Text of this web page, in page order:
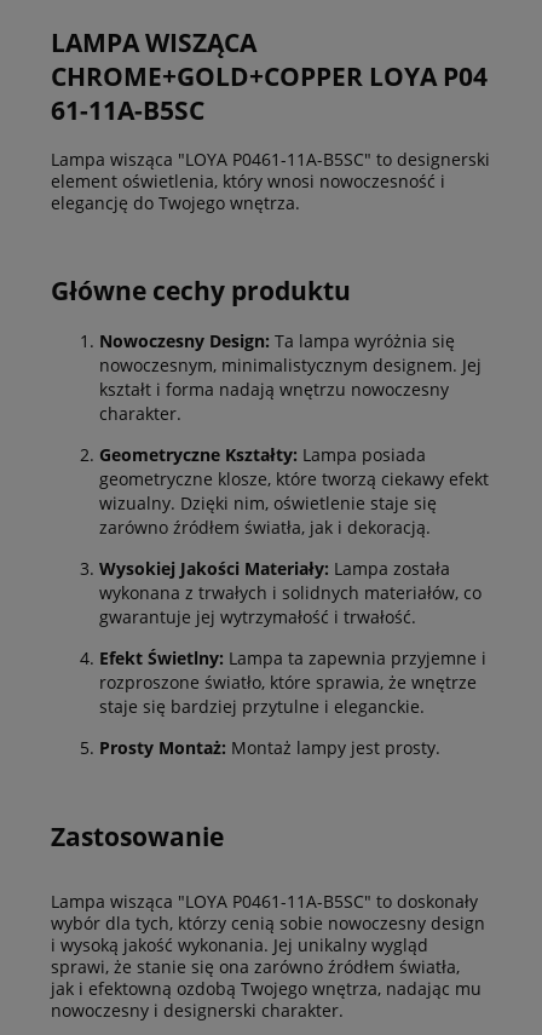
LAMPA WISZĄCA
CHROME+GOLD+COPPER LOYA P04
61-11A-B5SC
Lampa wisząca "LOYA P0461-11A-B5SC" to designerski
element oświetlenia, który wnosi nowoczesność i
elegancję do Twojego wnętrza.
Główne cechy produktu
Nowoczesny Design: Ta lampa wyróżnia się
nowoczesnym, minimalistycznym designem. Jej
kształt i forma nadają wnętrzu nowoczesny
charakter.
Geometryczne Kształty: Lampa posiada
geometryczne klosze, które tworzą ciekawy efekt
wizualny. Dzięki nim, oświetlenie staje się
zarówno źródłem światła, jak i dekoracją.
Wysokiej Jakości Materiały: Lampa została
wykonana z trwałych i solidnych materiałów, co
gwarantuje jej wytrzymałość i trwałość.
Efekt Świetlny: Lampa ta zapewnia przyjemne i
rozproszone światło, które sprawia, że wnętrze
staje się bardziej przytulne i eleganckie.
Prosty Montaż: Montaż lampy jest prosty.
Zastosowanie
Lampa wisząca "LOYA P0461-11A-B5SC" to doskonały
wybór dla tych, którzy cenią sobie nowoczesny design
i wysoką jakość wykonania. Jej unikalny wygląd
sprawi, że stanie się ona zarówno źródłem światła,
jak i efektowną ozdobą Twojego wnętrza, nadając mu
nowoczesny i designerski charakter.